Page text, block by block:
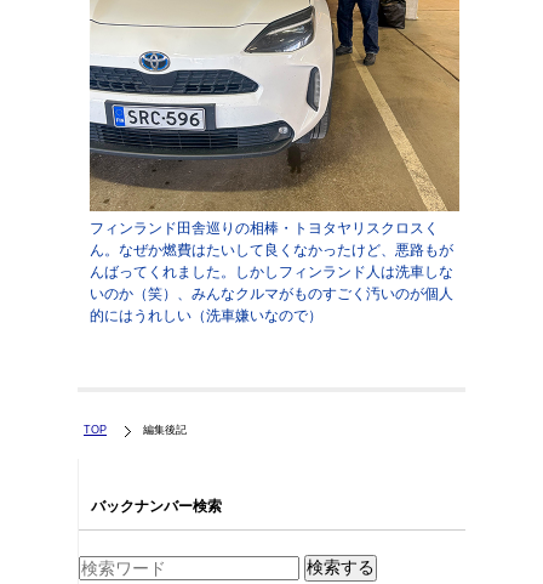
フィンランド田舎巡りの相棒・トヨタヤリスクロスく
ん。なぜか燃費はたいして良くなかったけど、悪路もが
んばってくれました。しかしフィンランド人は洗車しな
いのか（笑）、みんなクルマがものすごく汚いのが個人
的にはうれしい（洗車嫌いなので）
TOP 編集後記
バックナンバー検索